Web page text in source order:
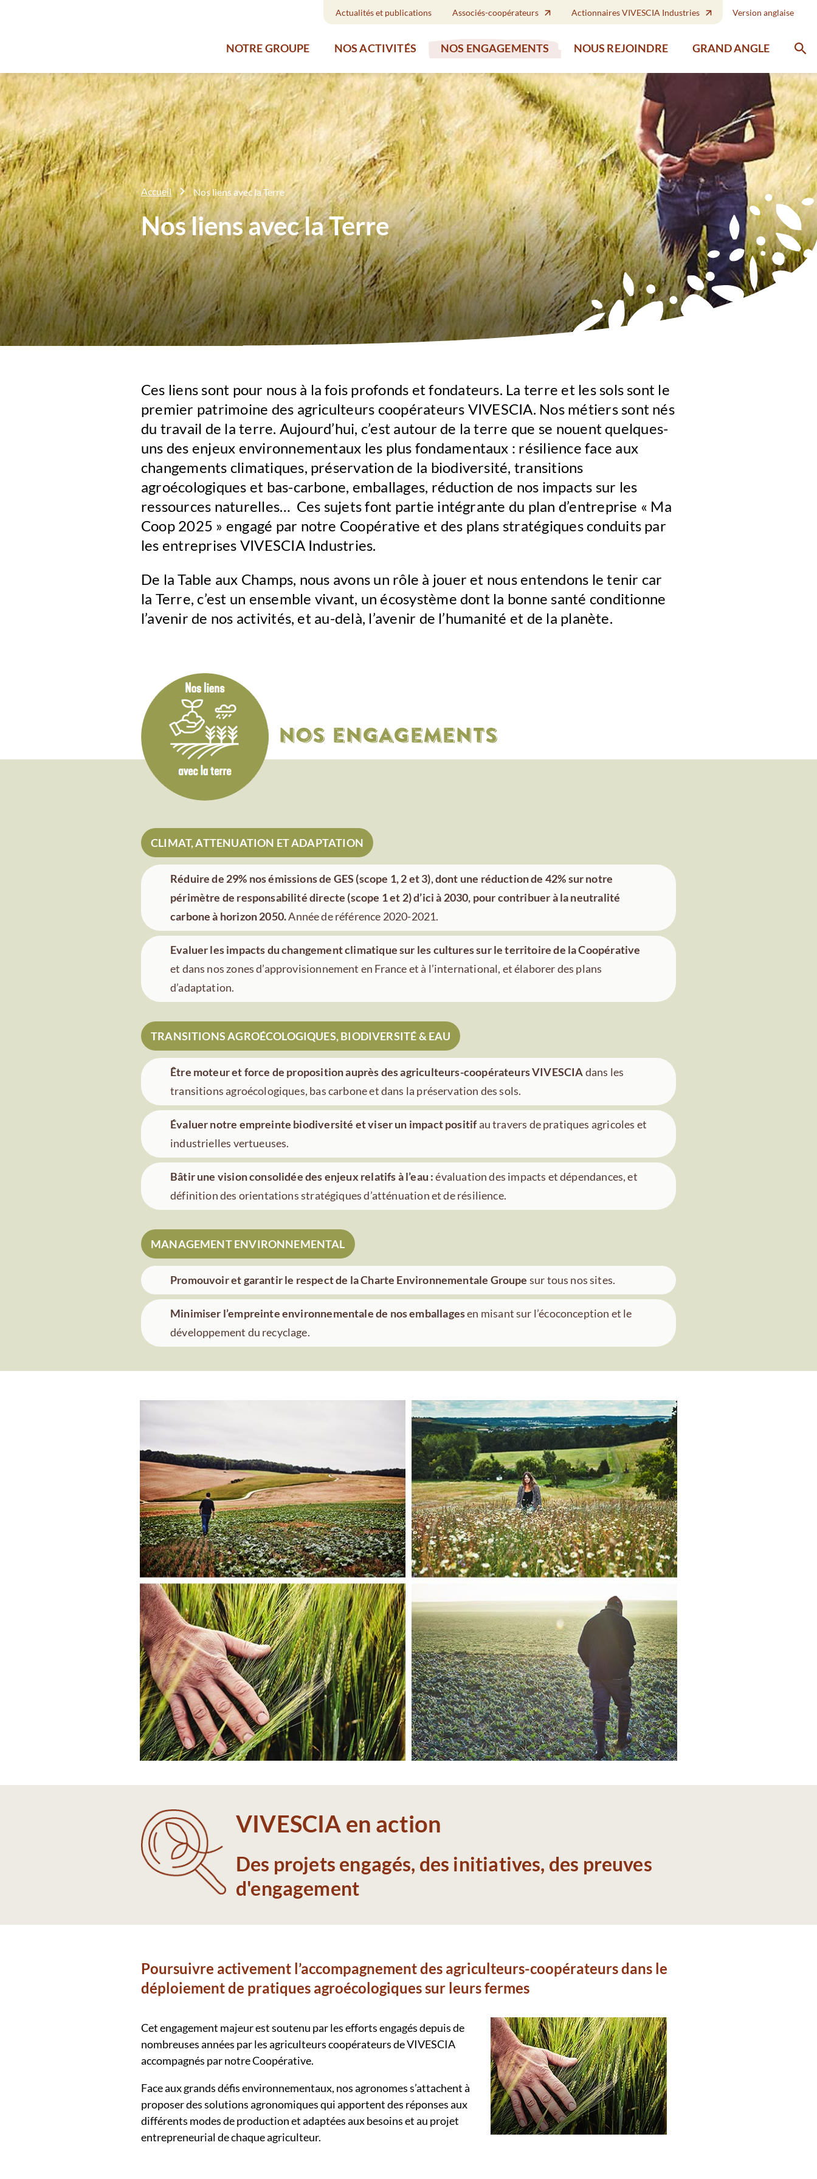
Actualités et publications Associés-coopérateurs Actionnaires VIVESCIA Industries Version anglaise
NOTRE GROUPE NOS ACTIVITÉS NOS ENGAGEMENTS NOUS REJOINDRE GRAND ANGLE
Accueil Nos liens avec la Terre
Nos liens avec la Terre
Ces liens sont pour nous à la fois profonds et fondateurs. La terre et les sols sont le
premier patrimoine des agriculteurs coopérateurs VIVESCIA. Nos métiers sont nés
du travail de la terre. Aujourd’hui, c’est autour de la terre que se nouent quelques-
uns des enjeux environnementaux les plus fondamentaux : résilience face aux
changements climatiques, préservation de la biodiversité, transitions
agroécologiques et bas-carbone, emballages, réduction de nos impacts sur les
ressources naturelles… Ces sujets font partie intégrante du plan d’entreprise « Ma
Coop 2025 » engagé par notre Coopérative et des plans stratégiques conduits par
les entreprises VIVESCIA Industries.
De la Table aux Champs, nous avons un rôle à jouer et nous entendons le tenir car
la Terre, c’est un ensemble vivant, un écosystème dont la bonne santé conditionne
l’avenir de nos activités, et au-delà, l’avenir de l’humanité et de la planète.
Nos engagements
CLIMAT, ATTENUATION ET ADAPTATION
Réduire de 29% nos émissions de GES (scope 1, 2 et 3), dont une réduction de 42% sur notre
périmètre de responsabilité directe (scope 1 et 2) d’ici à 2030, pour contribuer à la neutralité
carbone à horizon 2050.Année de référence 2020-2021.
Evaluer les impacts du changement climatique sur les cultures sur le territoire de la Coopérative
et dans nos zones d’approvisionnement en France et à l’international, et élaborer des plans
d’adaptation.
TRANSITIONS AGROÉCOLOGIQUES, BIODIVERSITÉ & EAU
Être moteur et force de proposition auprès des agriculteurs-coopérateurs VIVESCIAdans les
transitions agroécologiques, bas carbone et dans la préservation des sols.
Évaluer notre empreinte biodiversité et viser un impact positifau travers de pratiques agricoles et
industrielles vertueuses.
Bâtir une vision consolidée des enjeux relatifs à l’eau :évaluation des impacts et dépendances, et
définition des orientations stratégiques d’atténuation et de résilience.
MANAGEMENT ENVIRONNEMENTAL
Promouvoir et garantir le respect de la Charte Environnementale Groupe sur tous nos sites.
Minimiser l’empreinte environnementale de nos emballagesen misant sur l’écoconception et le
développement du recyclage.
VIVESCIA en action
Des projets engagés, des initiatives, des preuves
d'engagement
Poursuivre activement l’accompagnement des agriculteurs-coopérateurs dans le
déploiement de pratiques agroécologiques sur leurs fermes
Cet engagement majeur est soutenu par les efforts engagés depuis de
nombreuses années par les agriculteurs coopérateurs de VIVESCIA
accompagnés par notre Coopérative.
Face aux grands défis environnementaux, nos agronomes s’attachent à
proposer des solutions agronomiques qui apportent des réponses aux
différents modes de production et adaptées aux besoins et au projet
entrepreneurial de chaque agriculteur.